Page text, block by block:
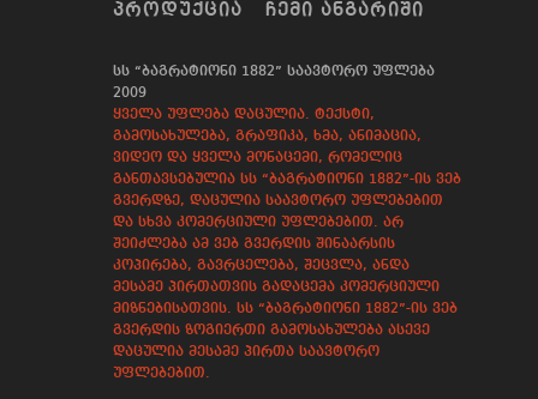
ᲞᲠᲝᲓᲣᲥᲪᲘᲐ
ᲩᲔᲛᲘ ᲐᲜᲒᲐᲠᲘᲨᲘ
სს “ბაგრატიონი 1882” საავტორო უფლება
2009
ყველა უფლება დაცულია. ტექსტი,
გამოსახულება, გრაფიკა, ხმა, ანიმაცია,
ვიდეო და ყველა მონაცემი, რომელიც
განთავსებულია სს “ბაგრატიონი 1882”-ის ვებ
გვერდზე, დაცულია საავტორო უფლებებით
და სხვა კომერციული უფლებებით. არ
შეიძლება ამ ვებ გვერდის შინაარსის
კოპირება, გავრცელება, შეცვლა, ანდა
მესამე პირთათვის გადაცემა კომერციული
მიზნებისათვის. სს “ბაგრატიონი 1882”-ის ვებ
გვერდის ზოგიერთი გამოსახულება ასევე
დაცულია მესამე პირთა საავტორო
უფლებებით.